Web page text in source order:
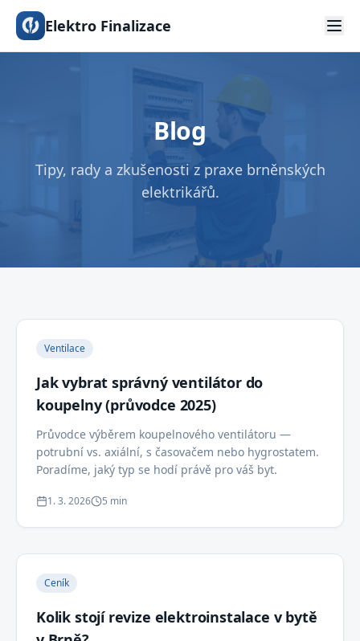
Elektro Finalizace
Blog
Tipy, rady a zkušenosti z praxe brněnských
elektrikářů.
Ventilace
Jak vybrat správný ventilátor do
koupelny (průvodce 2025)
Průvodce výběrem koupelnového ventilátoru —
potrubní vs. axiální, s časovačem nebo hygrostatem.
Poradíme, jaký typ se hodí právě pro váš byt.
1. 3. 2026 5 min
Ceník
Kolik stojí revize elektroinstalace v bytě